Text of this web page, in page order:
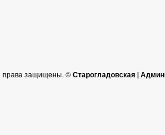
права защищены. ©Старогладовская |